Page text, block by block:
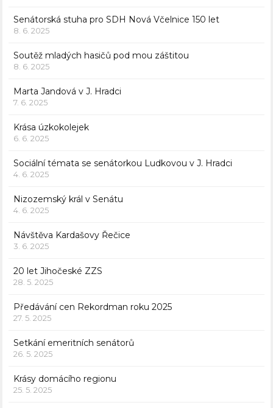
Senátorská stuha pro SDH Nová Včelnice 150 let
8. 6. 2025
Soutěž mladých hasičů pod mou záštitou
8. 6. 2025
Marta Jandová v J. Hradci
7. 6. 2025
Krása úzkokolejek
6. 6. 2025
Sociální témata se senátorkou Ludkovou v J. Hradci
4. 6. 2025
Nizozemský král v Senátu
4. 6. 2025
Návštěva Kardašovy Řečice
3. 6. 2025
20 let Jihočeské ZZS
28. 5. 2025
Předávání cen Rekordman roku 2025
27. 5. 2025
Setkání emeritních senátorů
26. 5. 2025
Krásy domácího regionu
25. 5. 2025